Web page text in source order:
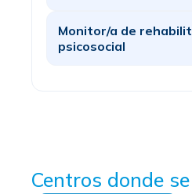
Monitor/a de
psicosocial
Centros donde